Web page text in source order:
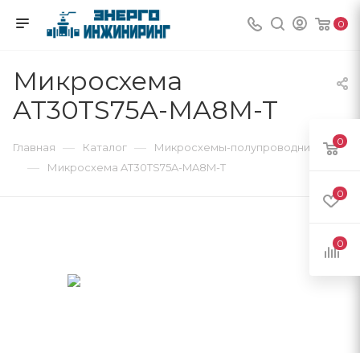
0
Микросхема
AT30TS75A-MA8M-T
Главная — Каталог — Микросхемы-полупроводники
— Микросхема AT30TS75A-MA8M-T
0
0
0